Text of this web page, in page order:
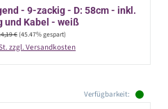
- 9-zackig - D: 58cm - inkl.
und Kabel - weiß
Preis:
€(45.47% gespart)
zzgl. Versandkosten
Verfügbarkeit: